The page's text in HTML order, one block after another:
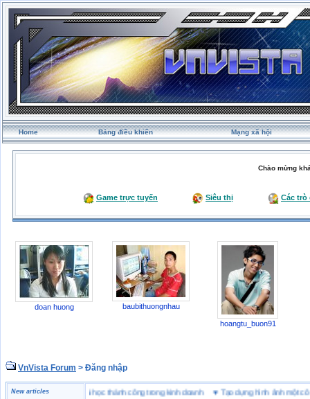
Home Bảng điều khiển Mạng xã hội
Chào mừng
Game trực tuyến Siêu thị Các trò
doan huong baubithuongnhau
hoangtu_buon91
VnVista Forum > Đăng nhập
New articles
biệt” của Microsoft ♥4 bài học thành công trong kinh doanh♥Tạo dựng hình ảnh